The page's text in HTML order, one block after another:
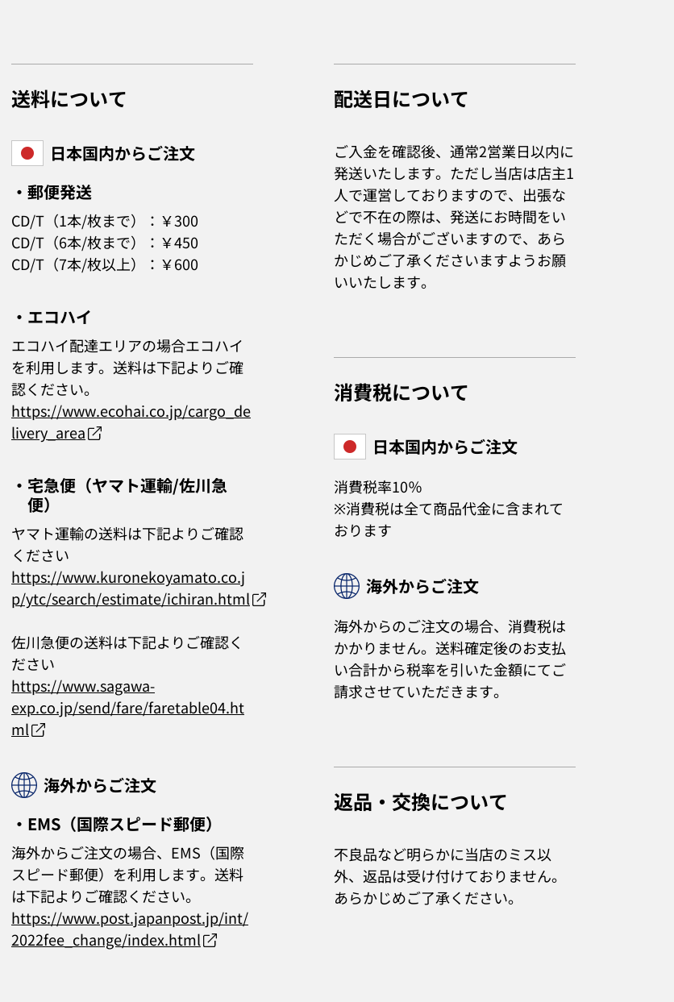
送料について
日本国内からご注文
・郵便発送
CD/T（1本/枚まで）：￥300
CD/T（6本/枚まで）：￥450
CD/T（7本/枚以上）：￥600
・エコハイ
エコハイ配達エリアの場合エコハイ
を利用します。送料は下記よりご確
認ください。
https://www.ecohai.co.jp/cargo_de
livery_area
・宅急便（ヤマト運輸/佐川急
便）
ヤマト運輸の送料は下記よりご確認
ください
https://www.kuronekoyamato.co.j
p/ytc/search/estimate/ichiran.html
佐川急便の送料は下記よりご確認く
ださい
https://www.sagawa-
exp.co.jp/send/fare/faretable04.ht
ml
海外からご注文
・EMS（国際スピード郵便）
海外からご注文の場合、EMS（国際
スピード郵便）を利用します。送料
は下記よりご確認ください。
https://www.post.japanpost.jp/int/
2022fee_change/index.html
配送日について
ご入金を確認後、通常2営業日以内に
発送いたします。ただし当店は店主1
人で運営しておりますので、出張な
どで不在の際は、発送にお時間をい
ただく場合がございますので、あら
かじめご了承くださいますようお願
いいたします。
消費税について
日本国内からご注文
消費税率10％
※消費税は全て商品代金に含まれて
おります
海外からご注文
海外からのご注文の場合、消費税は
かかりません。送料確定後のお支払
い合計から税率を引いた金額にてご
請求させていただきます。
返品・交換について
不良品など明らかに当店のミス以
外、返品は受け付けておりません。
あらかじめご了承ください。